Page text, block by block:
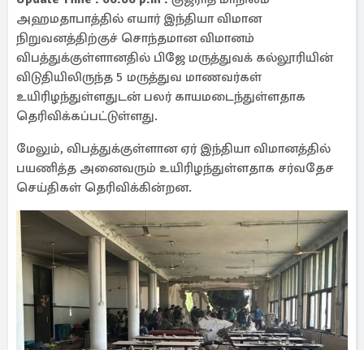
அஹமதாபாத்தில் எயார் இந்தியா விமான
நிறுவனத்திற்குச் சொந்தமான விமானம்
விபத்துக்குள்ளானதில் பிஜே மருத்துவக் கல்லூரியின்
விடுதியிலிருந்த 5 மருத்துவ மாணவர்கள்
உயிரிழந்துள்ளதுடன் பலர் காயமடைந்துள்ளதாக
தெரிவிக்கப்பட்டுள்ளது.
மேலும், விபத்துக்குள்ளான ஏர் இந்தியா விமானத்தில்
பயணித்த அனைவரும் உயிரிழந்துள்ளதாக சர்வதேச
செய்திகள் தெரிவிக்கின்றன.